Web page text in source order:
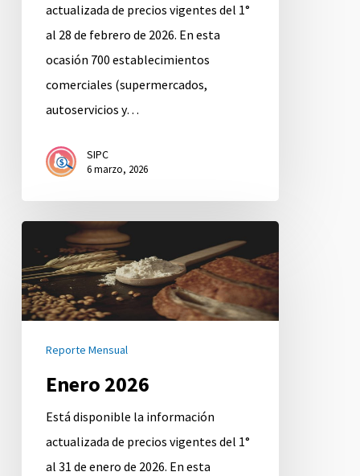
actualizada de precios vigentes del 1°
al 28 de febrero de 2026. En esta
ocasión 700 establecimientos
comerciales (supermercados,
autoservicios y…
SIPC
6 marzo, 2026
2026
Reporte Mensual
Enero 2026
Está disponible la información
actualizada de precios vigentes del 1°
al 31 de enero de 2026. En esta